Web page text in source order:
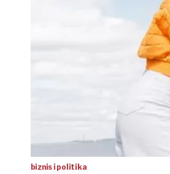
biznis i politika